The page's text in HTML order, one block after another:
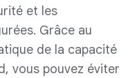
et les
Grâce au
de la capacité
vous pouvez éviter